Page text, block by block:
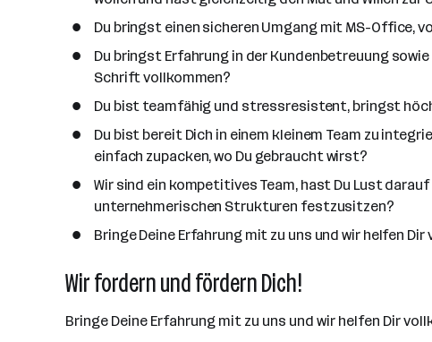
a
h
Du bringst einen sicheren Umgang mit MS-Office,
Du bringst Erfahrung in der Kundenbetreuung
Schrift vollkommen?
Du bist teamfähig und stressresistent, bringst
Du bist bereit Dich in einem kleinem Team zu
einfach zupacken, wo Du gebraucht wirst?
Wir sind ein kompetitives Team, hast Du Lust
unternehmerischen Strukturen festzusitzen?
Bringe Deine Erfahrung mit zu uns und wir helfen
Wir fordern und fördern Dich!
Bringe Deine Erfahrung mit zu uns und wir helfen Dir